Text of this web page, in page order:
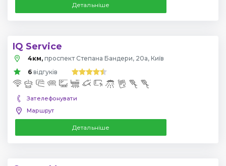
Детальніше
IQ Service
4км, проспект Степана Бандери, 20а, Київ
6 відгуків
Зателефонувати
Маршрут
Детальніше